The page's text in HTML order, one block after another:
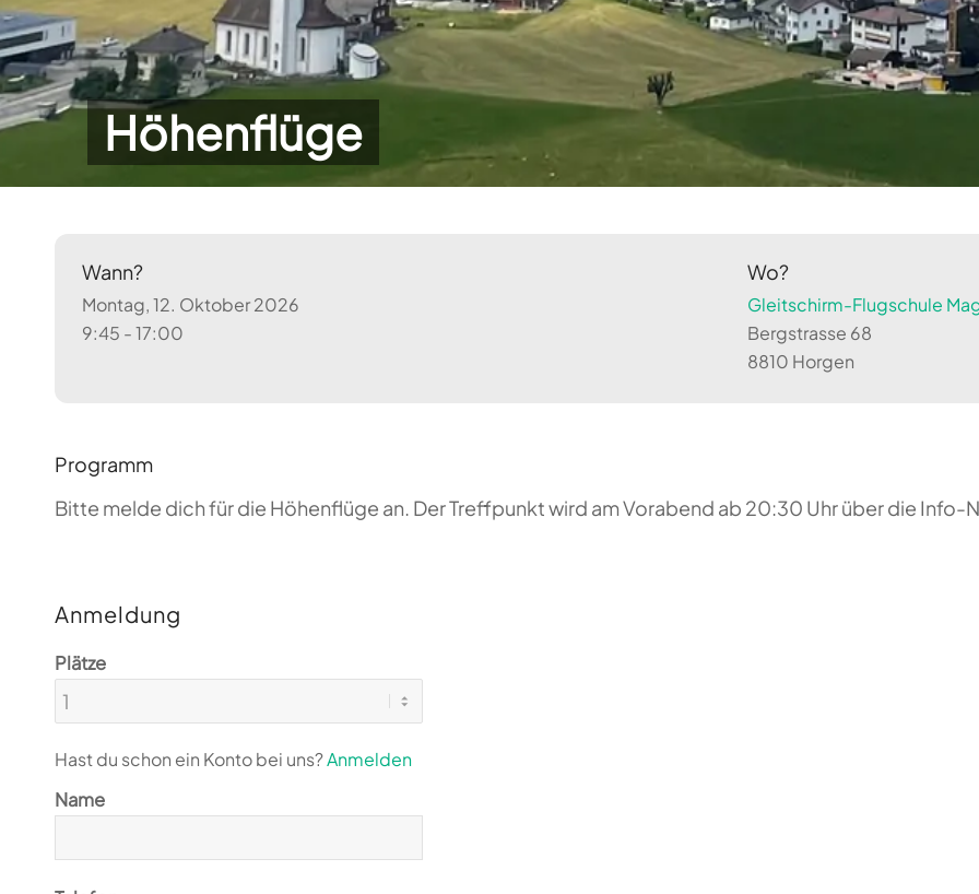
Höhenflüge
Wann?
Montag, 12. Oktober 2026
9:45 - 17:00
Wo?
Gleitschirm-Flugschule
Bergstrasse 68
8810 Horgen
Programm
Bitte melde dich für die Höhenflüge an. Der Treffpunkt wird am Vorabend ab 20:30 Uhr über die Info-
Anmeldung
Plätze
Hast du schon ein Konto bei uns?Anmelden
Name